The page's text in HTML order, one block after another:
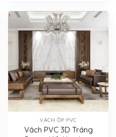
VÁCH ỐP PVC
Vách PVC 3D Tráng